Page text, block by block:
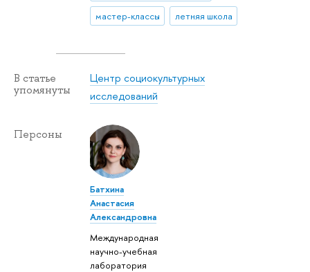
мастер-классы летняя школа
В статье
упомянуты
Центр социокультурных
исследований
Персоны
Батхина
Анастасия
Александровна
Международная
научно-учебная
лаборатория